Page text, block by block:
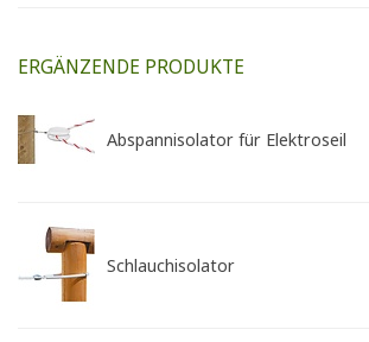
ERGÄNZENDE PRODUKTE
Abspannisolator für Elektroseil
Schlauchisolator